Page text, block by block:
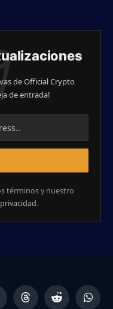
de Official Crypto
de entrada!
términos y nuestro
.
Threads Reddit